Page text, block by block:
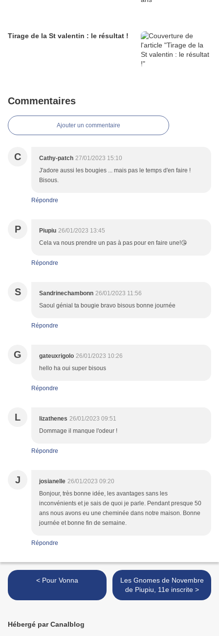
Tirage de la St valentin : le résultat !
Commentaires
Ajouter un commentaire
C Cathy-patch 27/01/2023 15:10
J'adore aussi les bougies ... mais pas le temps d'en faire !
Bisous.
Répondre
P Piupiu 26/01/2023 13:45
Cela va nous prendre un pas à pas pour en faire une!😘
Répondre
S Sandrinechambonn 26/01/2023 11:56
Saoul génial ta bougie bravo bisous bonne journée
Répondre
G gateuxrigolo 26/01/2023 10:26
hello ha oui super bisous
Répondre
L lizathenes 26/01/2023 09:51
Dommage il manque l'odeur !
Répondre
J josianelle 26/01/2023 09:20
Bonjour, très bonne idée, les avantages sans les
inconvénients et je sais de quoi je parle. Pendant presque 50
ans nous avons eu une cheminée dans notre maison. Bonne
journée et bonne fin de semaine.
Répondre
< Pour Vonna
Les Gnomes de Novembre
de Piupiu, 11e inscrite >
Hébergé par Canalblog